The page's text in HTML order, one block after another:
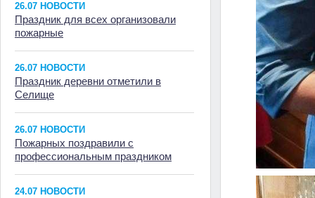
26.07 НОВОСТИ
Праздник для всех организовали
пожарные
26.07 НОВОСТИ
Праздник деревни отметили в
Селище
26.07 НОВОСТИ
Пожарных поздравили с
профессиональным праздником
24.07 НОВОСТИ